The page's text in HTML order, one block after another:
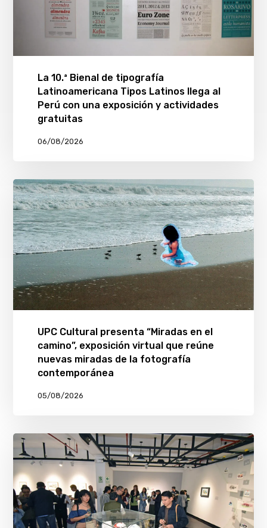
La 10.ª Bienal de tipografía
Latinoamericana Tipos Latinos llega al
Perú con una exposición y actividades
gratuitas
06/08/2026
UPC Cultural presenta “Miradas en el
camino”, exposición virtual que reúne
nuevas miradas de la fotografía
contemporánea
05/08/2026